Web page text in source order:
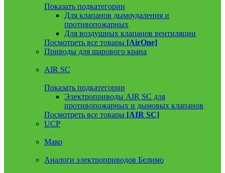
Показать подкатегории
Для клапанов дымоудаления и
противопожарных
Для воздушных клапанов вентиляции
Посмотреть все товары [AirOne]
Приводы для шарового крана
AIR SC
Показать подкатегории
Электроприводы AIR SC для
противопожарных и дымовых клапанов
Посмотреть все товары [AIR SC]
UCP
Мако
Аналоги электроприводов Белимо